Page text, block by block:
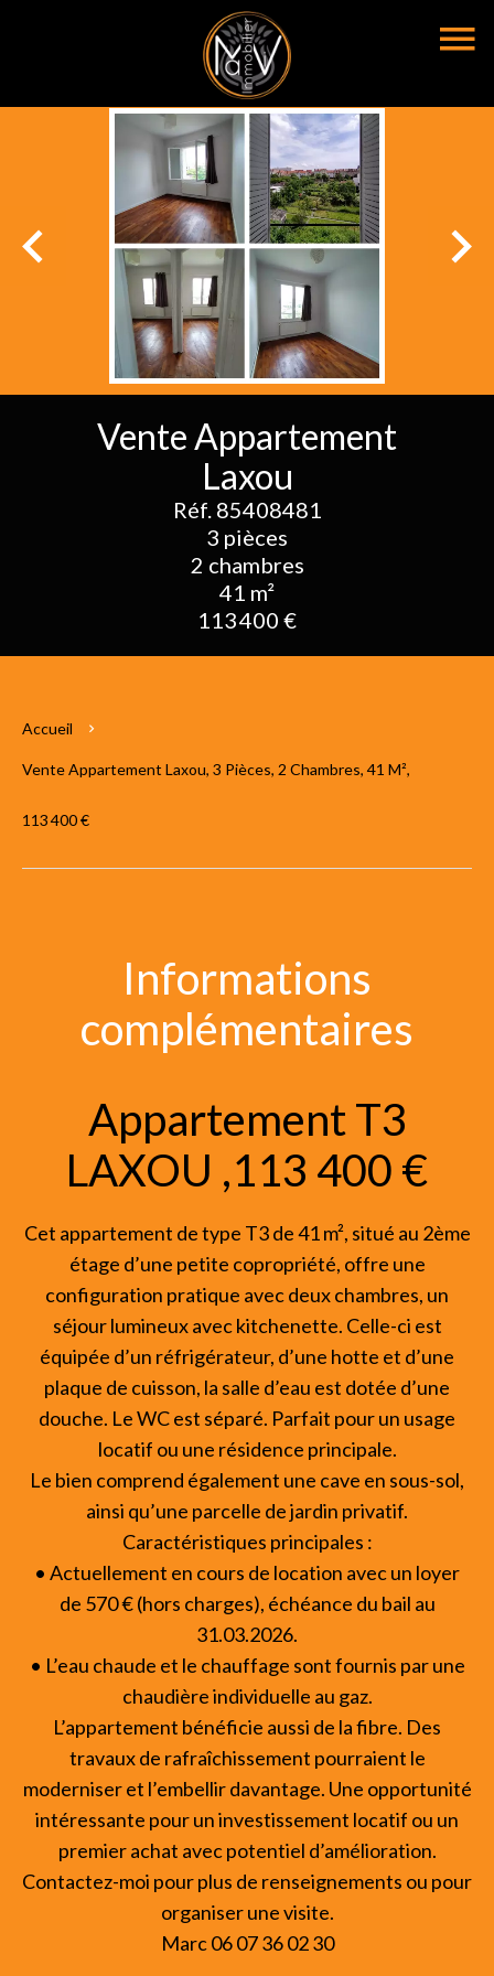
Vente Appartement
Laxou
Réf. 85408481
3 pièces
2 chambres
41 m²
113 400 €
Accueil
Vente Appartement Laxou, 3 Pièces, 2 Chambres, 41 M²,
113 400 €
Informations
complémentaires
Appartement T3
LAXOU ,113 400 €
Cet appartement de type T3 de 41 m², situé au 2ème
étage d’une petite copropriété, offre une
configuration pratique avec deux chambres, un
séjour lumineux avec kitchenette. Celle-ci est
équipée d’un réfrigérateur, d’une hotte et d’une
plaque de cuisson, la salle d’eau est dotée d’une
douche. Le WC est séparé. Parfait pour un usage
locatif ou une résidence principale.
Le bien comprend également une cave en sous-sol,
ainsi qu’une parcelle de jardin privatif.
Caractéristiques principales :
• Actuellement en cours de location avec un loyer
de 570 € (hors charges), échéance du bail au
31.03.2026.
• L’eau chaude et le chauffage sont fournis par une
chaudière individuelle au gaz.
L’appartement bénéficie aussi de la fibre. Des
travaux de rafraîchissement pourraient le
moderniser et l’embellir davantage. Une opportunité
intéressante pour un investissement locatif ou un
premier achat avec potentiel d’amélioration.
Contactez-moi pour plus de renseignements ou pour
organiser une visite.
Marc 06 07 36 02 30